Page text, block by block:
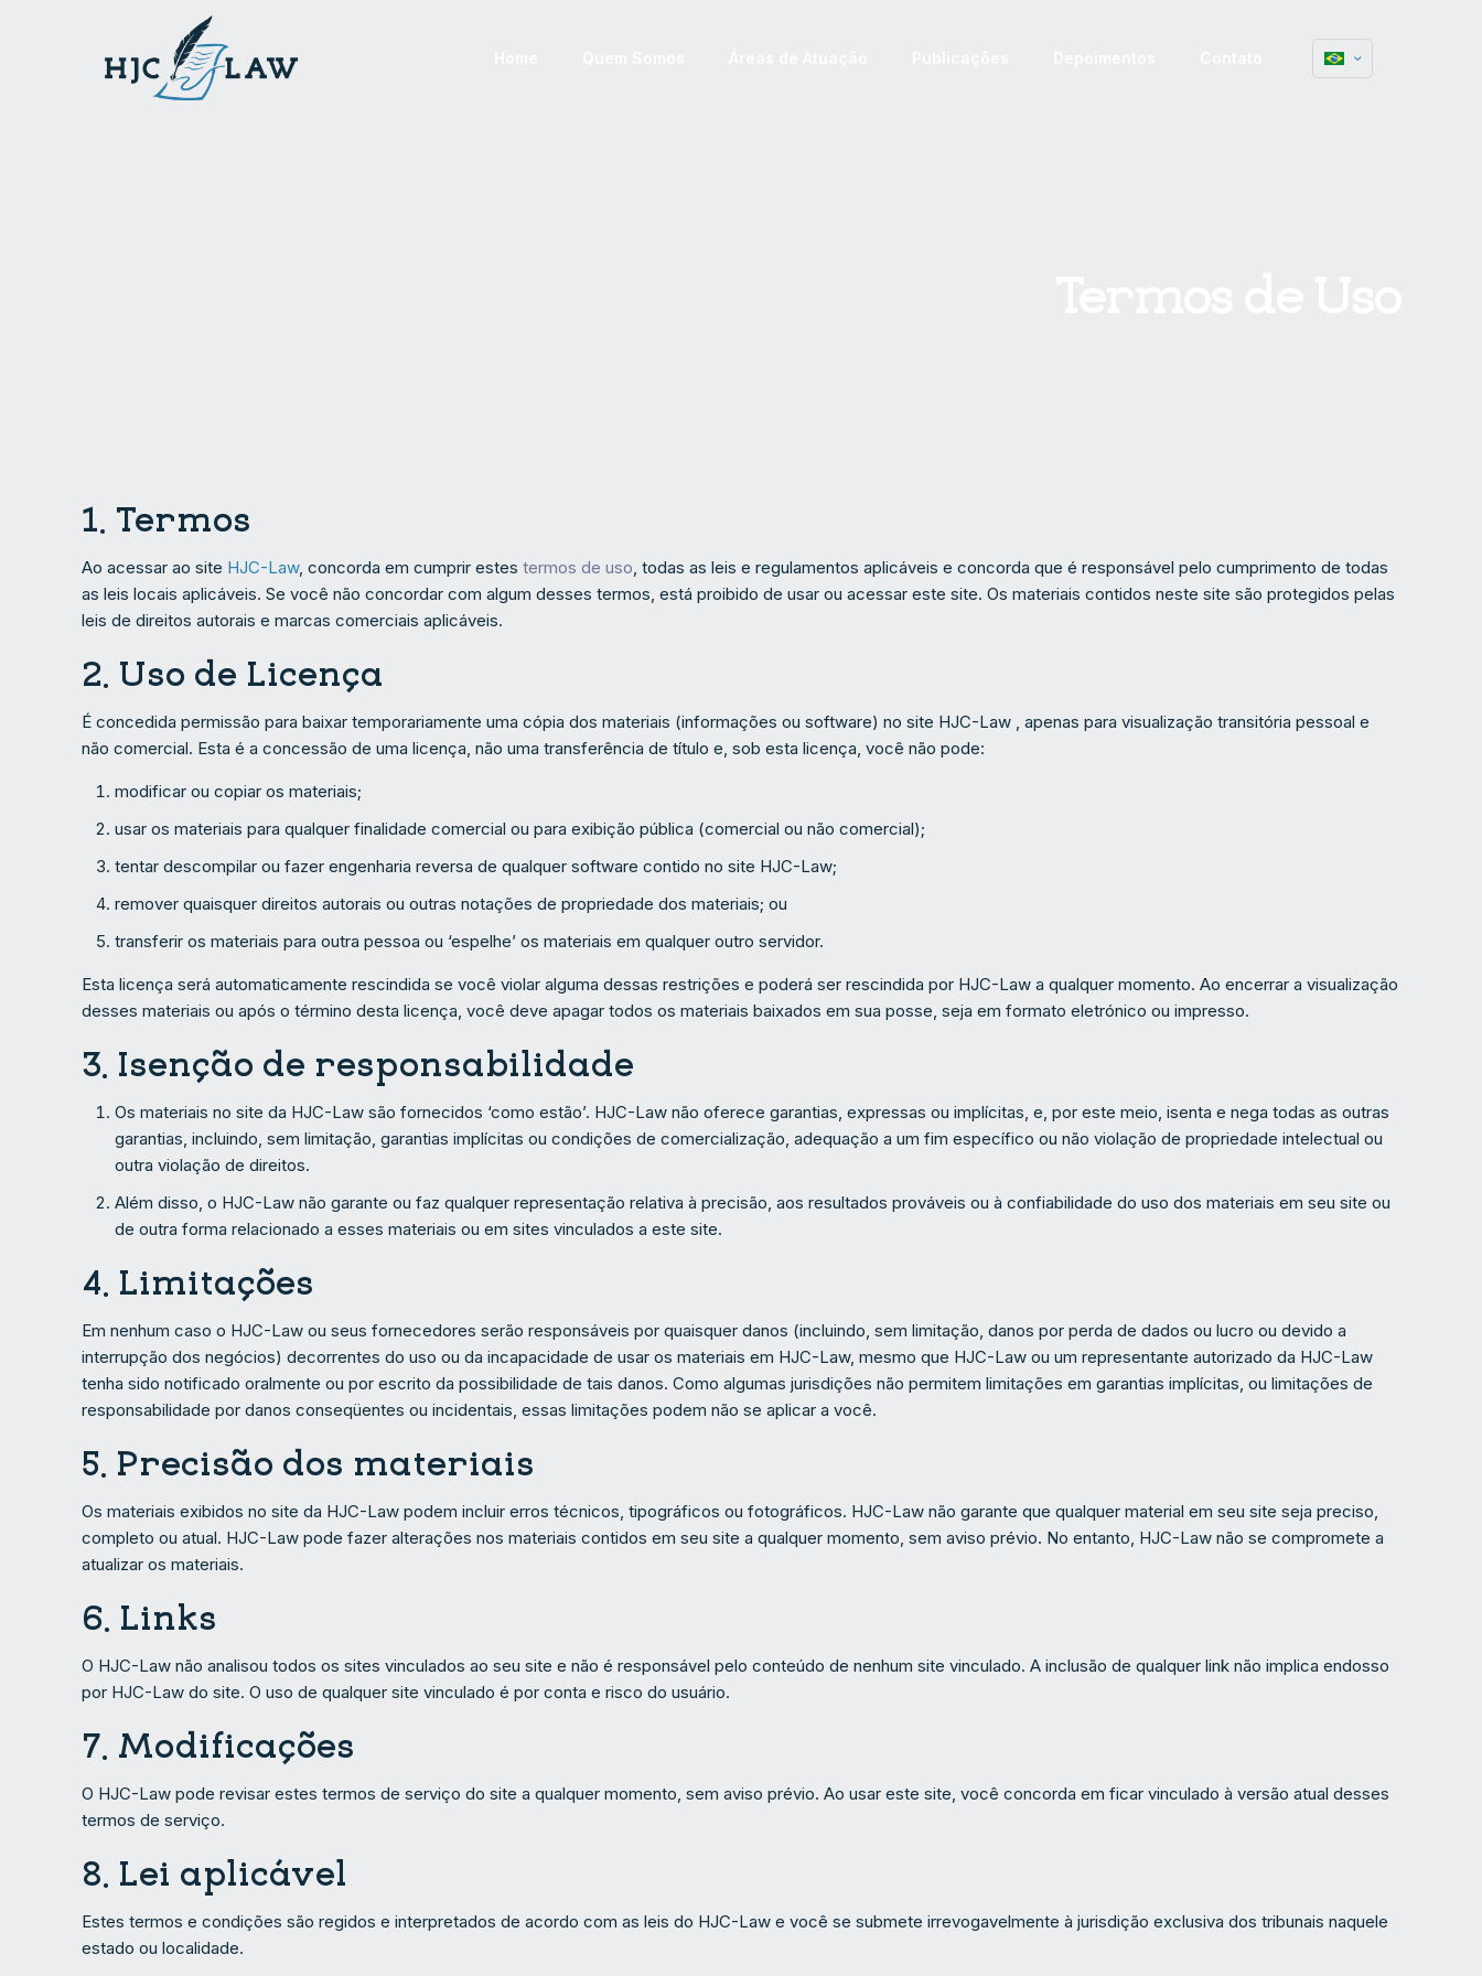
1. Termos
Ao acessar ao site HJC-Law, concorda em cumprir estestermos de uso, todas as leis e regulamentos aplicáveis ​​e concorda que é responsável pelo cumprimento de todas
as leis locais aplicáveis. Se você não concordar com algum desses termos, está proibido de usar ou acessar este site. Os materiais contidos neste site são protegidos pelas
leis de direitos autorais e marcas comerciais aplicáveis.
2. Uso de Licença
É concedida permissão para baixar temporariamente uma cópia dos materiais (informações ou software) no site HJC-Law , apenas para visualização transitória pessoal e
não comercial. Esta é a concessão de uma licença, não uma transferência de título e, sob esta licença, você não pode:
modificar ou copiar os materiais;
usar os materiais para qualquer finalidade comercial ou para exibição pública (comercial ou não comercial);
tentar descompilar ou fazer engenharia reversa de qualquer software contido no site HJC-Law;
remover quaisquer direitos autorais ou outras notações de propriedade dos materiais; ou
transferir os materiais para outra pessoa ou ‘espelhe’ os materiais em qualquer outro servidor.
Esta licença será automaticamente rescindida se você violar alguma dessas restrições e poderá ser rescindida por HJC-Law a qualquer momento. Ao encerrar a visualização
desses materiais ou após o término desta licença, você deve apagar todos os materiais baixados em sua posse, seja em formato eletrónico ou impresso.
3. Isenção de responsabilidade
Os materiais no site da HJC-Law são fornecidos ‘como estão’. HJC-Law não oferece garantias, expressas ou implícitas, e, por este meio, isenta e nega todas as outras
garantias, incluindo, sem limitação, garantias implícitas ou condições de comercialização, adequação a um fim específico ou não violação de propriedade intelectual ou
outra violação de direitos.
Além disso, o HJC-Law não garante ou faz qualquer representação relativa à precisão, aos resultados prováveis ​​ou à confiabilidade do uso dos materiais em seu site ou
de outra forma relacionado a esses materiais ou em sites vinculados a este site.
4. Limitações
Em nenhum caso o HJC-Law ou seus fornecedores serão responsáveis ​​por quaisquer danos (incluindo, sem limitação, danos por perda de dados ou lucro ou devido a
interrupção dos negócios) decorrentes do uso ou da incapacidade de usar os materiais em HJC-Law, mesmo que HJC-Law ou um representante autorizado da HJC-Law
tenha sido notificado oralmente ou por escrito da possibilidade de tais danos. Como algumas jurisdições não permitem limitações em garantias implícitas, ou limitações de
responsabilidade por danos conseqüentes ou incidentais, essas limitações podem não se aplicar a você.
5. Precisão dos materiais
Os materiais exibidos no site da HJC-Law podem incluir erros técnicos, tipográficos ou fotográficos. HJC-Law não garante que qualquer material em seu site seja preciso,
completo ou atual. HJC-Law pode fazer alterações nos materiais contidos em seu site a qualquer momento, sem aviso prévio. No entanto, HJC-Law não se compromete a
atualizar os materiais.
6. Links
O HJC-Law não analisou todos os sites vinculados ao seu site e não é responsável pelo conteúdo de nenhum site vinculado. A inclusão de qualquer link não implica endosso
por HJC-Law do site. O uso de qualquer site vinculado é por conta e risco do usuário.
7. Modificações
O HJC-Law pode revisar estes termos de serviço do site a qualquer momento, sem aviso prévio. Ao usar este site, você concorda em ficar vinculado à versão atual desses
termos de serviço.
8. Lei aplicável
Estes termos e condições são regidos e interpretados de acordo com as leis do HJC-Law e você se submete irrevogavelmente à jurisdição exclusiva dos tribunais naquele
estado ou localidade.